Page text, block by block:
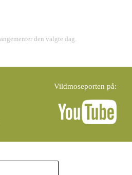
den valgte dag.
Vildmoseporten på: